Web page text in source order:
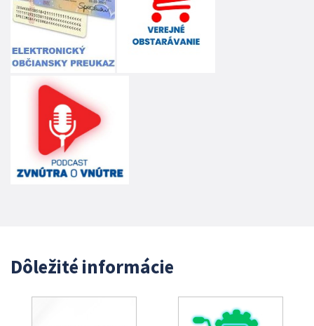
Dôležité informácie